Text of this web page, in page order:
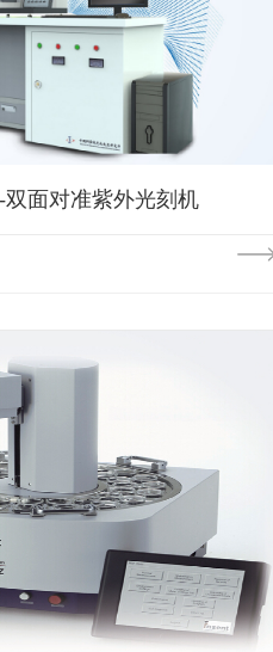
面对准紫外光刻机